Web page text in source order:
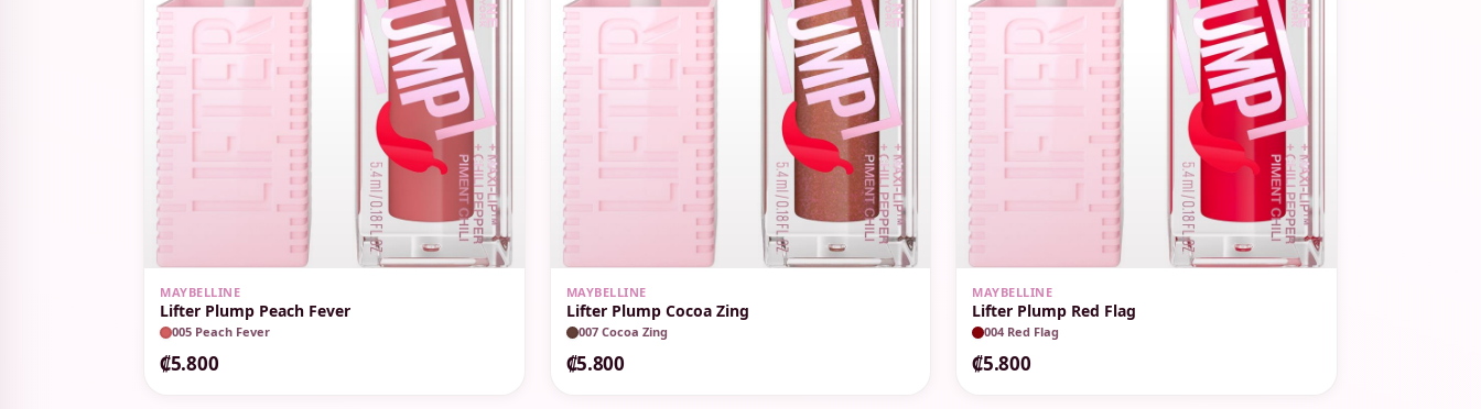
MAYBELLINE
Lifter Plump Peach Fever
005 Peach Fever
₡5.800
MAYBELLINE
Lifter Plump Cocoa Zing
007 Cocoa Zing
₡5.800
MAYBELLINE
Lifter Plump Red Flag
004 Red Flag
₡5.800